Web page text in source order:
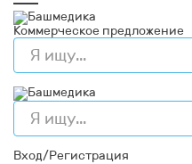
Коммерческое предложение
Вход/Регистрация